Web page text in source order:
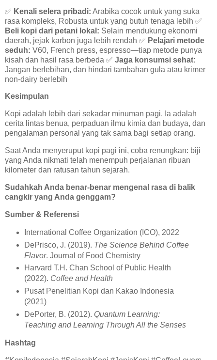
✅ Kenali selera pribadi: Arabika cocok untuk yang suka
rasa kompleks, Robusta untuk yang butuh tenaga lebih ✅
Beli kopi dari petani lokal: Selain mendukung ekonomi
daerah, jejak karbon juga lebih rendah ✅ Pelajari metode
seduh: V60, French press, espresso—tiap metode punya
kisah dan hasil rasa berbeda ✅ Jaga konsumsi sehat:
Jangan berlebihan, dan hindari tambahan gula atau krimer
non-dairy berlebih
Kesimpulan
Kopi adalah lebih dari sekadar minuman pagi. Ia adalah
cerita lintas benua, perpaduan ilmu kimia dan budaya, dan
pengalaman personal yang tak sama bagi setiap orang.
Saat Anda menyeruput kopi pagi ini, coba renungkan: biji
yang Anda nikmati telah menempuh perjalanan ribuan
kilometer dan ratusan tahun sejarah.
Sudahkah Anda benar-benar mengenal rasa di balik
cangkir yang Anda genggam?
Sumber & Referensi
International Coffee Organization (ICO), 2022
DePrisco, J. (2019). The Science Behind Coffee
Flavor. Journal of Food Chemistry
Harvard T.H. Chan School of Public Health
(2022). Coffee and Health
Pusat Penelitian Kopi dan Kakao Indonesia
(2021)
DePorter, B. (2012). Quantum Learning:
Teaching and Learning Through All the Senses
Hashtag